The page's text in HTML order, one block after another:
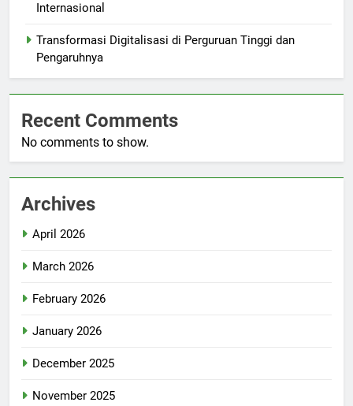
Internasional
Transformasi Digitalisasi di Perguruan Tinggi dan
Pengaruhnya
Recent Comments
No comments to show.
Archives
April 2026
March 2026
February 2026
January 2026
December 2025
November 2025